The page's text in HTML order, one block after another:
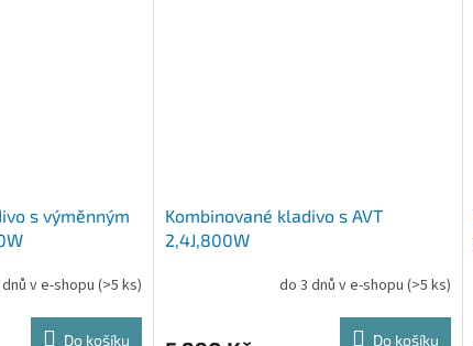
s výměnným
v e-shopu (>5 ks)
Do košíku
Kombinované kladivo s AVT
2,4J,800W
do 3 dnů v e-shopu (>5 ks)
Do košíku